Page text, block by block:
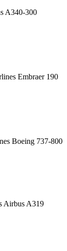
A340-300
Embraer 190
Boeing 737-800
Airbus A319